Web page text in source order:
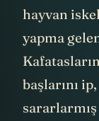
hayvan
yapma
başlarını
sararlarmış